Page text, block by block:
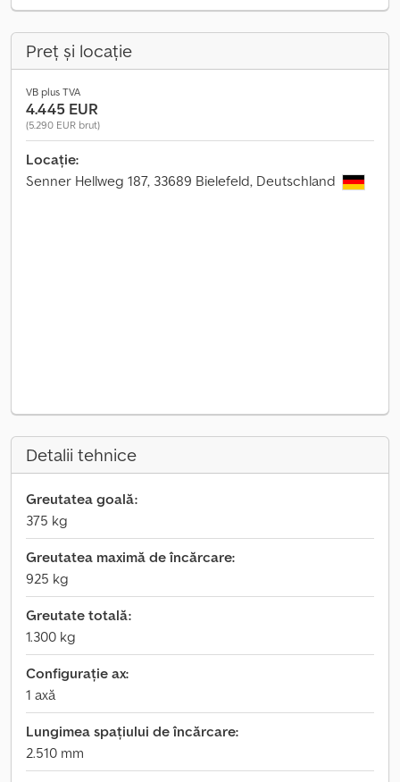
Preț și locație
VB plus TVA
4.445 EUR
(5.290 EUR brut)
Locație:
Senner Hellweg 187, 33689 Bielefeld, Deutschland
Detalii tehnice
Greutatea goală:
375 kg
Greutatea maximă de încărcare:
925 kg
Greutate totală:
1.300 kg
Configurație ax:
1 axă
Lungimea spațiului de încărcare:
2.510 mm